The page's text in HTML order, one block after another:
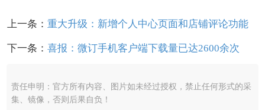
上一条： 重大升级：新增个人中心页面和店铺评论功能
下一条： 喜报：微订手机客户端下载量已达2600余次
责任申明：官方所有内容、图片如未经过授权，禁止任何形式的采
集、镜像，否则后果自负！